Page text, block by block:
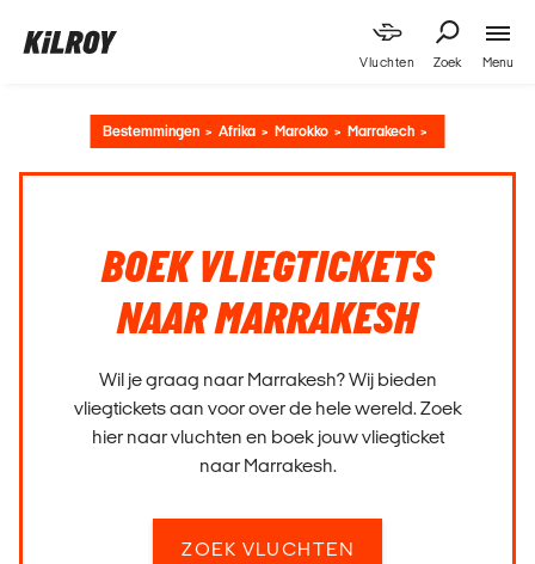
Vluchten Zoek Menu
Bestemmingen Afrika Marokko Marrakech
BOEK VLIEGTICKETS
NAAR MARRAKESH
Wil je graag naar Marrakesh? Wij bieden
vliegtickets aan voor over de hele wereld. Zoek
hier naar vluchten en boek jouw vliegticket
naar Marrakesh.
ZOEK VLUCHTEN